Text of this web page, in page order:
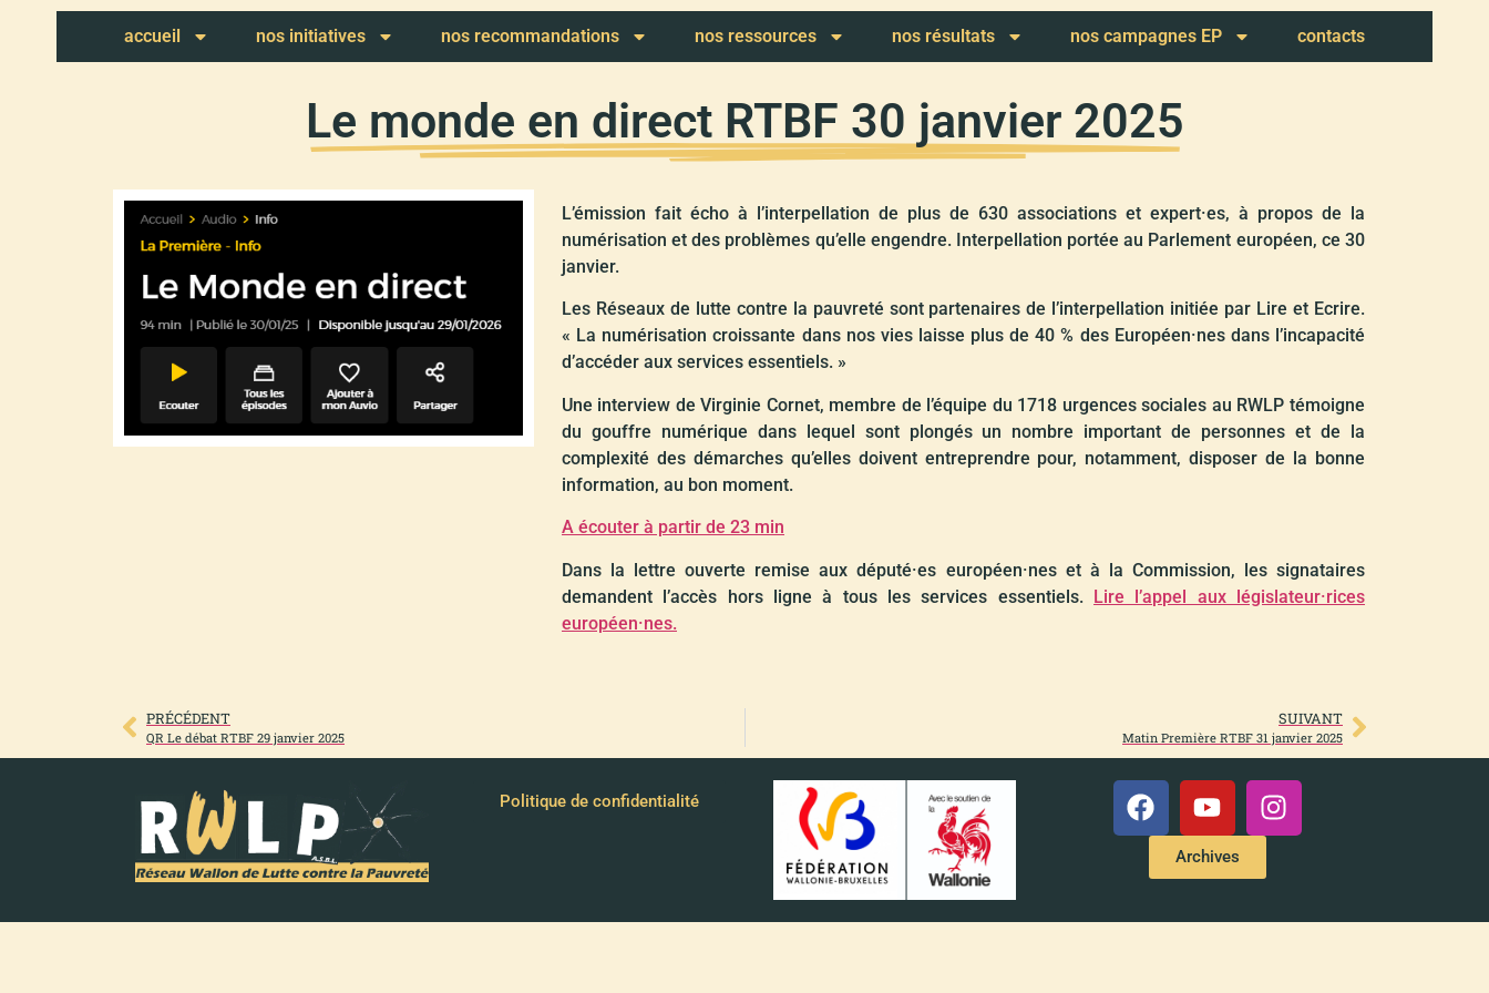
accueil nos initiatives nos recommandations nos ressources nos résultats nos campagnes EP contacts
Le monde en direct RTBF 30 janvier 2025
L’émission fait écho à l’interpellation de plus de 630 associations et expert·es, à propos de la
numérisation et des problèmes qu’elle engendre. Interpellation portée au Parlement européen, ce 30
janvier.
Les Réseaux de lutte contre la pauvreté sont partenaires de l’interpellation initiée par Lire et Ecrire.
« La numérisation croissante dans nos vies laisse plus de 40 % des Européen·nes dans l’incapacité
d’accéder aux services essentiels. »
Une interview de Virginie Cornet, membre de l’équipe du 1718 urgences sociales au RWLP témoigne
du gouffre numérique dans lequel sont plongés un nombre important de personnes et de la
complexité des démarches qu’elles doivent entreprendre pour, notamment, disposer de la bonne
information, au bon moment.
A écouter à partir de 23 min
Dans la lettre ouverte remise aux député·es européen·nes et à la Commission, les signataires
demandent l’accès hors ligne à tous les services essentiels. Lire l’appel aux législateur·rices
européen·nes.
PRÉCÉDENT
QR Le débat RTBF 29 janvier 2025
SUIVANT
Matin Première RTBF 31 janvier 2025
Politique de confidentialité
Archives